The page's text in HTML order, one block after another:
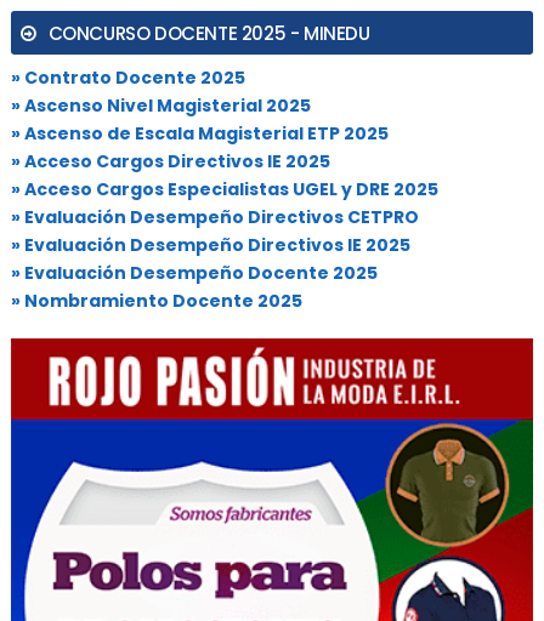
CONCURSO DOCENTE 2025 - MINEDU
» Contrato Docente 2025
» Ascenso Nivel Magisterial 2025
» Ascenso de Escala Magisterial ETP 2025
» Acceso Cargos Directivos IE 2025
» Acceso Cargos Especialistas UGEL y DRE 2025
» Evaluación Desempeño Directivos CETPRO
» Evaluación Desempeño Directivos IE 2025
» Evaluación Desempeño Docente 2025
» Nombramiento Docente 2025